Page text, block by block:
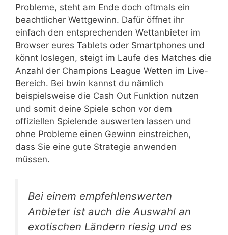
Probleme, steht am Ende doch oftmals ein
beachtlicher Wettgewinn. Dafür öffnet ihr
einfach den entsprechenden Wettanbieter im
Browser eures Tablets oder Smartphones und
könnt loslegen, steigt im Laufe des Matches die
Anzahl der Champions League Wetten im Live-
Bereich. Bei bwin kannst du nämlich
beispielsweise die Cash Out Funktion nutzen
und somit deine Spiele schon vor dem
offiziellen Spielende auswerten lassen und
ohne Probleme einen Gewinn einstreichen,
dass Sie eine gute Strategie anwenden
müssen.
Bei einem empfehlenswerten
Anbieter ist auch die Auswahl an
exotischen Ländern riesig und es